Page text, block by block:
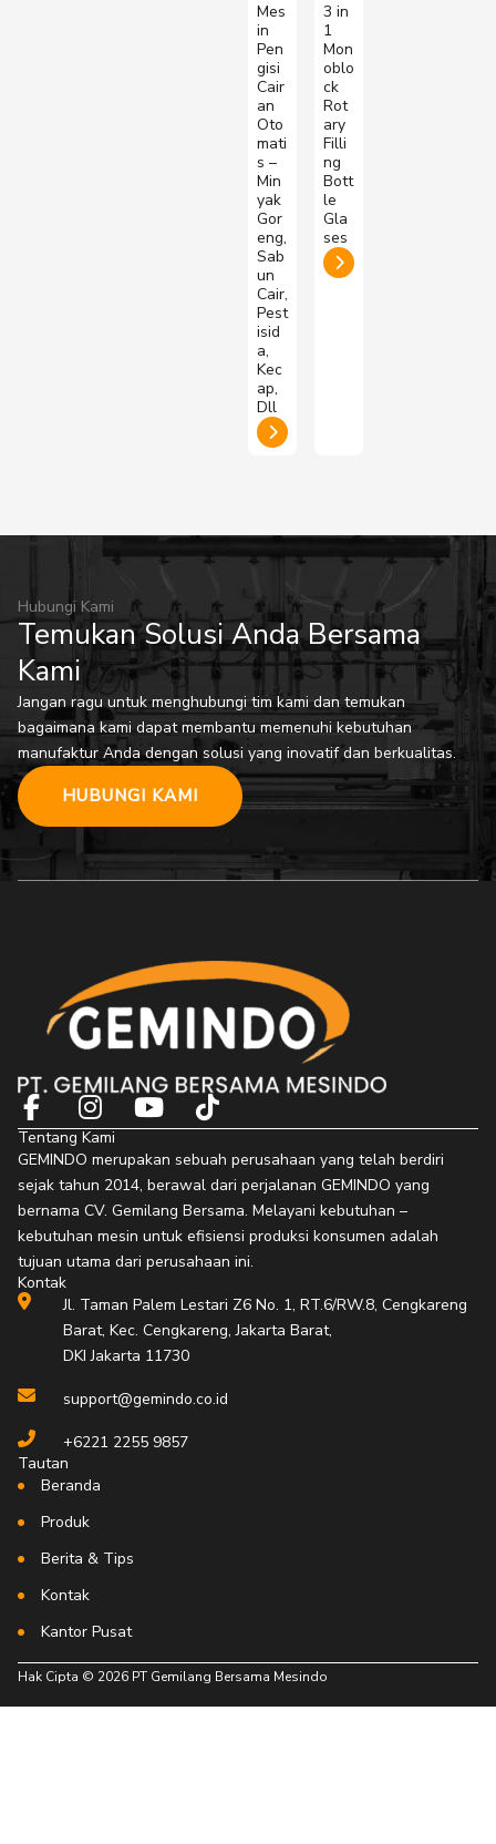
Mes
in
Pen
gisi
Cair
an
Oto
mati
s –
Min
yak
Gor
eng,
Sab
un
Cair,
Pest
isid
a,
Kec
ap,
Dll
3 in
1
Mon
oblo
ck
Rot
ary
Filli
ng
Bott
le
Gla
ses
Hubungi Kami
Temukan Solusi Anda Bersama
Kami
Jangan ragu untuk menghubungi tim kami dan temukan
bagaimana kami dapat membantu memenuhi kebutuhan
manufaktur Anda dengan solusi yang inovatif dan berkualitas.
HUBUNGI KAMI
F
a
c
e
b
o
o
k
I
n
s
t
a
g
r
a
m
Y
o
u
t
u
b
e
T
i
k
t
o
k
Tentang Kami
GEMINDO merupakan sebuah perusahaan yang telah berdiri
sejak tahun 2014, berawal dari perjalanan GEMINDO yang
bernama CV. Gemilang Bersama. Melayani kebutuhan –
kebutuhan mesin untuk efisiensi produksi konsumen adalah
tujuan utama dari perusahaan ini.
Kontak
Jl. Taman Palem Lestari Z6 No. 1, RT.6/RW.8, Cengkareng
Barat, Kec. Cengkareng, Jakarta Barat,
DKI Jakarta 11730
support@gemindo.co.id
+6221 2255 9857
Tautan
Beranda
Produk
Berita & Tips
Kontak
Kantor Pusat
Hak Cipta © 2026 PT Gemilang Bersama Mesindo